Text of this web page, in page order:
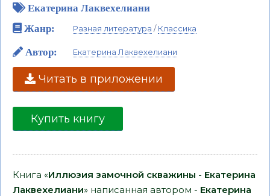
Екатерина Лаквехелиани
Жанр:
Разная литература /Классика
Автор: Екатерина Лаквехелиани
Читать в приложении
Купить книгу
Книга «Иллюзия замочной скважины - Екатерина
Лаквехелиани» написанная автором - Екатерина